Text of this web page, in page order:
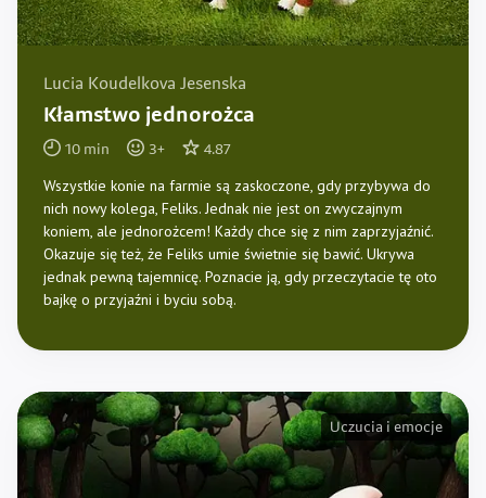
Lucia Koudelkova Jesenska
Kłamstwo jednorożca
10 min 3+ 4.87
Wszystkie konie na farmie są zaskoczone, gdy przybywa do
nich nowy kolega, Feliks. Jednak nie jest on zwyczajnym
koniem, ale jednorożcem! Każdy chce się z nim zaprzyjaźnić.
Okazuje się też, że Feliks umie świetnie się bawić. Ukrywa
jednak pewną tajemnicę. Poznacie ją, gdy przeczytacie tę oto
bajkę o przyjaźni i byciu sobą.
Uczucia i emocje